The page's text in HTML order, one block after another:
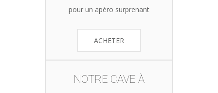
pour un apéro surprenant
ACHETER
NOTRE CAVE À